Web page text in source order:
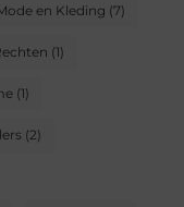
en Kleding (7)
(1)
(1)
(2)